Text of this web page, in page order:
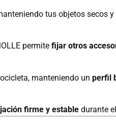
tus objetos secos y
permite fijar otros
manteniendo un perfil
firme y estable durante